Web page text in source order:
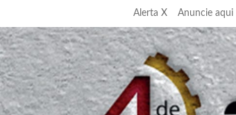
Alerta X Anuncie aqui